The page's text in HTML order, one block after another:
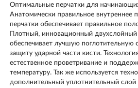
Оптимальные перчатки для
Анатомически правильное внутреннее
перчатки обеспечивает правильное
Плотный, инновационный
обеспечивает лучшую поглотительную
защиту ударной части кисти.
естественное проветривание и
температуру. Так же используется
дополнительный уплотнительный слой